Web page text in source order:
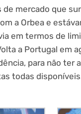
mercado que
a Orbea e
em termos de
a Portugal em
para não ter
todas